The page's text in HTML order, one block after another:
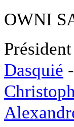
OWNI
Dasquié